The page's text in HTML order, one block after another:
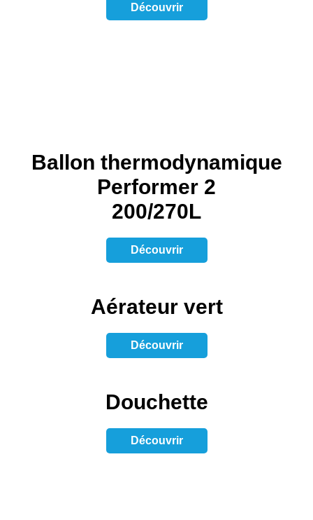
Découvrir
Ballon thermodynamique
Performer 2
200/270L
Découvrir
Aérateur vert
Découvrir
Douchette
Découvrir